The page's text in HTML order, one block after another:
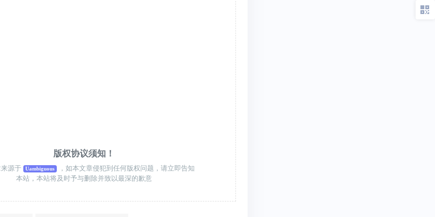
版权协议须知！
来源于 Uambiguous ，如本文章侵犯到任何版权问题，请立即告知
本站，本站将及时予与删除并致以最深的歉意